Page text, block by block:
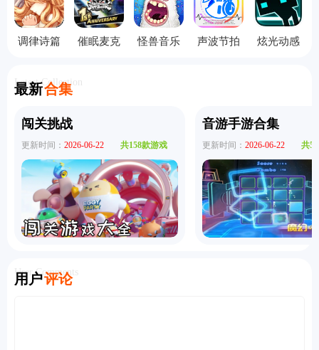
调律诗篇
催眠麦克
怪兽音乐
声波节拍
炫光动感
最新合集
Latest Collection
闯关挑战
更新时间： 2026-06-22 共158款游戏
音游手游合集
更新时间： 2026-06-22 共
用户评论
User Comments